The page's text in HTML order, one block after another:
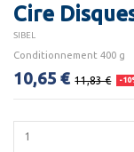
Cire
SIBEL
Conditionnement 400 g
10,65 € 11,83 € -